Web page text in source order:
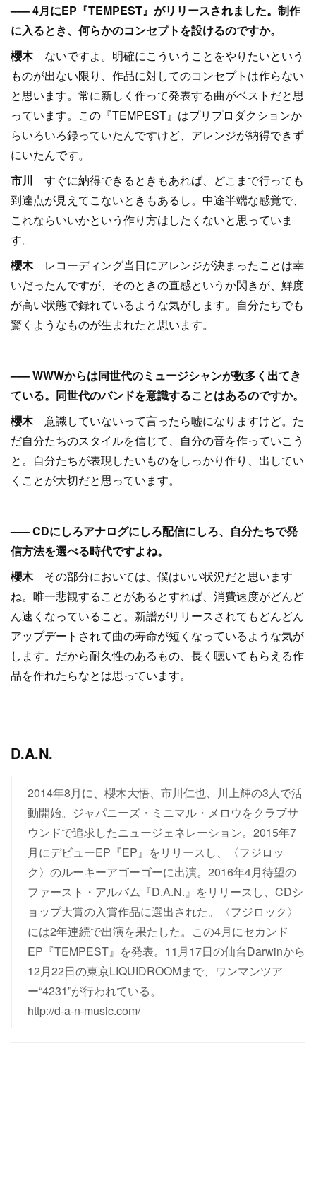
––– 4月にEP『TEMPEST』がリリースされました。制作
に入るとき、何らかのコンセプトを設けるのですか。
櫻木ないですよ。明確にこういうことをやりたいという
ものが出ない限り、作品に対してのコンセプトは作らない
と思います。常に新しく作って発表する曲がベストだと思
っています。この『TEMPEST』はプリプロダクションか
らいろいろ録っていたんですけど、アレンジが納得できず
にいたんです。
市川 すぐに納得できるときもあれば、どこまで行っても
到達点が見えてこないときもあるし。中途半端な感覚で、
これならいいかという作り方はしたくないと思っていま
す。
櫻木レコーディング当日にアレンジが決まったことは幸
いだったんですが、そのときの直感というか閃きが、鮮度
が高い状態で録れているような気がします。自分たちでも
驚くようなものが生まれたと思います。
––– WWWからは同世代のミュージシャンが数多く出てき
ている。同世代のバンドを意識することはあるのですか。
櫻木意識していないって言ったら嘘になりますけど。た
だ自分たちのスタイルを信じて、自分の音を作っていこう
と。自分たちが表現したいものをしっかり作り、出してい
くことが大切だと思っています。
––– CDにしろアナログにしろ配信にしろ、自分たちで発
信方法を選べる時代ですよね。
櫻木その部分においては、僕はいい状況だと思います
ね。唯一悲観することがあるとすれば、消費速度がどんど
ん速くなっていること。新譜がリリースされてもどんどん
アップデートされて曲の寿命が短くなっているような気が
します。だから耐久性のあるもの、長く聴いてもらえる作
品を作れたらなとは思っています。
D.A.N.
2014年8月に、櫻木大悟、市川仁也、川上輝の3人で活
動開始。ジャパニーズ・ミニマル・メロウをクラブサ
ウンドで追求したニュージェネレーション。2015年7
月にデビューEP『EP』をリリースし、〈フジロッ
ク〉のルーキーアゴーゴーに出演。2016年4月待望の
ファースト・アルバム『D.A.N.』をリリースし、CDシ
ョップ大賞の入賞作品に選出された。〈フジロック〉
には2年連続で出演を果たした。この4月にセカンド
EP『TEMPEST』を発表。11月17日の仙台Darwinから
12月22日の東京LIQUIDROOMまで、ワンマンツア
ー“4231”が行われている。
http://d-a-n-music.com/